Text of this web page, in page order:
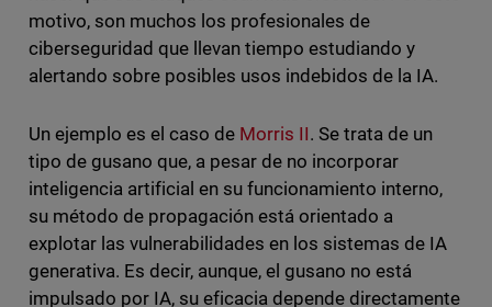
motivo, son muchos los profesionales de
ciberseguridad que llevan tiempo estudiando y
alertando sobre posibles usos indebidos de la IA.
Un ejemplo es el caso de Morris II. Se trata de un
tipo de gusano que, a pesar de no incorporar
inteligencia artificial en su funcionamiento interno,
su método de propagación está orientado a
explotar las vulnerabilidades en los sistemas de IA
generativa. Es decir, aunque, el gusano no está
impulsado por IA, su eficacia depende directamente